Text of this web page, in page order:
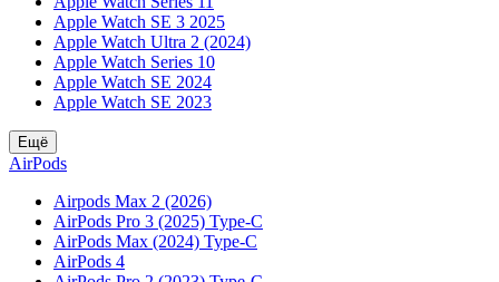
Apple Watch SE 3 2025
Apple Watch Ultra 2 (2024)
Apple Watch Series 10
Apple Watch SE 2024
Apple Watch SE 2023
Ещё
AirPods
Airpods Max 2 (2026)
AirPods Pro 3 (2025) Type-C
AirPods Max (2024) Type-C
AirPods 4